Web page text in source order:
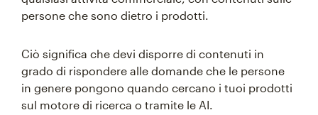
persone che sono dietro i prodotti.
Ciò significa che devi disporre di contenuti in
grado di rispondere alle domande che le persone
in genere pongono quando cercano i tuoi prodotti
sul motore di ricerca o tramite le AI.